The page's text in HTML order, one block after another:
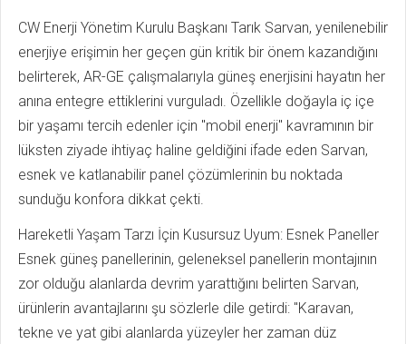
CW Enerji Yönetim Kurulu Başkanı Tarık Sarvan, yenilenebilir
enerjiye erişimin her geçen gün kritik bir önem kazandığını
belirterek, AR-GE çalışmalarıyla güneş enerjisini hayatın her
anına entegre ettiklerini vurguladı. Özellikle doğayla iç içe
bir yaşamı tercih edenler için "mobil enerji" kavramının bir
lüksten ziyade ihtiyaç haline geldiğini ifade eden Sarvan,
esnek ve katlanabilir panel çözümlerinin bu noktada
sunduğu konfora dikkat çekti.
Hareketli Yaşam Tarzı İçin Kusursuz Uyum: Esnek Paneller
Esnek güneş panellerinin, geleneksel panellerin montajının
zor olduğu alanlarda devrim yarattığını belirten Sarvan,
ürünlerin avantajlarını şu sözlerle dile getirdi: "Karavan,
tekne ve yat gibi alanlarda yüzeyler her zaman düz